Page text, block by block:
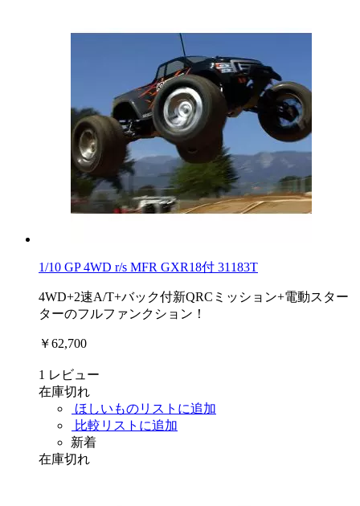
1/10 GP 4WD r/s MFR GXR18付 31183T
4WD+2速A/T+バック付新QRCミッション+電動スター
ターのフルファンクション！
￥62,700
1 レビュー
在庫切れ
ほしいものリストに追加
比較リストに追加
新着
在庫切れ